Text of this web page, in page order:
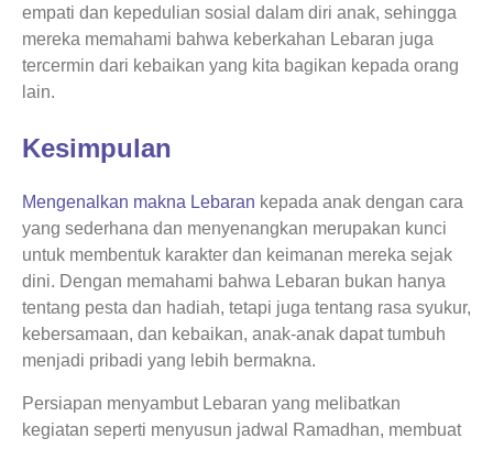
empati dan kepedulian sosial dalam diri anak, sehingga
mereka memahami bahwa keberkahan Lebaran juga
tercermin dari kebaikan yang kita bagikan kepada orang
lain.
Kesimpulan
Mengenalkan makna Lebaran kepada anak dengan cara
yang sederhana dan menyenangkan merupakan kunci
untuk membentuk karakter dan keimanan mereka sejak
dini. Dengan memahami bahwa Lebaran bukan hanya
tentang pesta dan hadiah, tetapi juga tentang rasa syukur,
kebersamaan, dan kebaikan, anak-anak dapat tumbuh
menjadi pribadi yang lebih bermakna.
Persiapan menyambut Lebaran yang melibatkan
kegiatan seperti menyusun jadwal Ramadhan, membuat